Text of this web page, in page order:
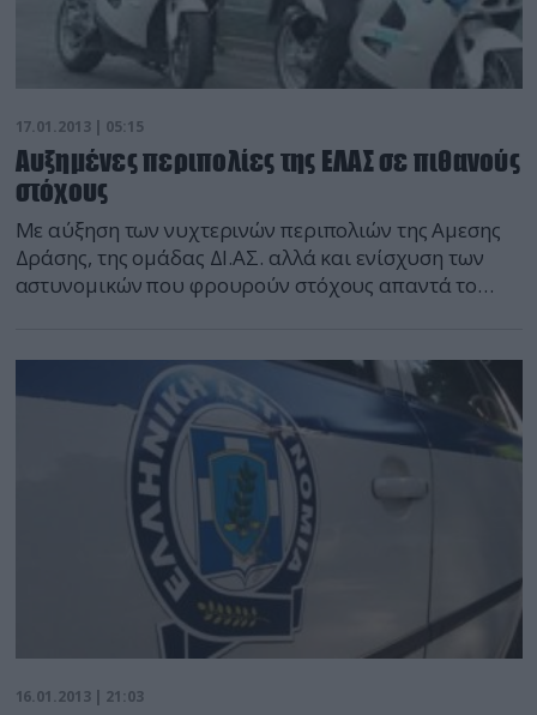
17.01.2013 | 05:15
Αυξημένες περιπολίες της ΕΛΑΣ σε πιθανούς
στόχους
Με αύξηση των νυχτερινών περιπολιών της Αμεσης
Δράσης, της ομάδας ΔΙ.ΑΣ. αλλά και ενίσχυση των
αστυνομικών που φρουρούν στόχους απαντά το
φτάνει μέχρι σφαίρες από καλάσνικοφ. Όσο δεν
εμφανίζεται προκήρυξη της ομάδας που επιτέθηκε
στο γραφείο του πρωθυπουργού προκειμένου να
αποκωδικοποιηθούν […]
16.01.2013 | 21:03